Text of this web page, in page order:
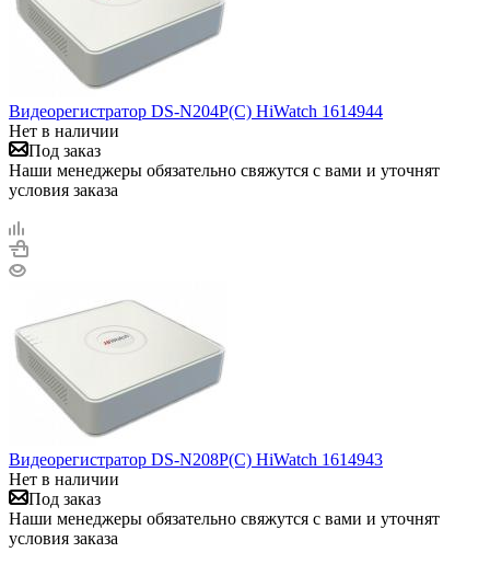
Видеорегистратор DS-N204P(C) HiWatch 1614944
Нет в наличии
Под заказ
Наши менеджеры обязательно свяжутся с вами и уточнят
условия заказа
Видеорегистратор DS-N208P(C) HiWatch 1614943
Нет в наличии
Под заказ
Наши менеджеры обязательно свяжутся с вами и уточнят
условия заказа